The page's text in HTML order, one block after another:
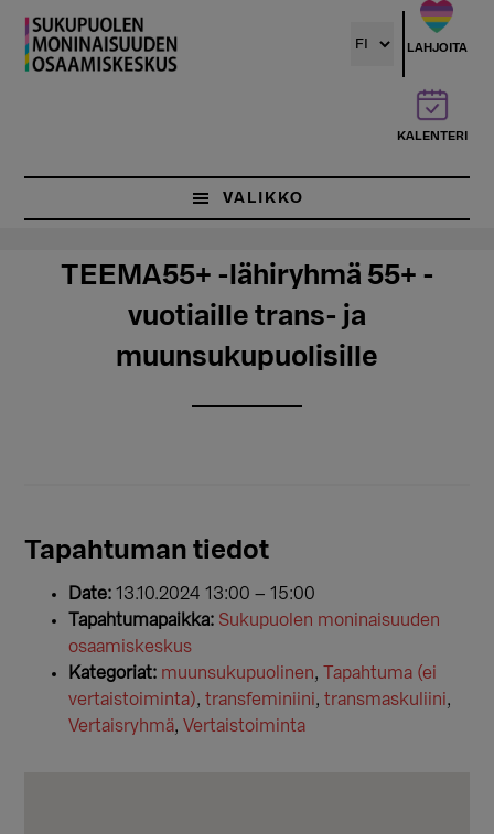
Hyppää
pääsisältöön
LAHJOITA
KALENTERI
VALIKKO
TEEMA55+ -lähiryhmä 55+ -
vuotiaille trans- ja
muunsukupuolisille
Tapahtuman tiedot
Date: 13.10.2024 13:00 –15:00
Tapahtumapaikka: Sukupuolen moninaisuuden
osaamiskeskus
Kategoriat: muunsukupuolinen,
Tapahtuma (ei
vertaistoiminta),transfeminiini,transmaskuliini,
Vertaisryhmä,Vertaistoiminta